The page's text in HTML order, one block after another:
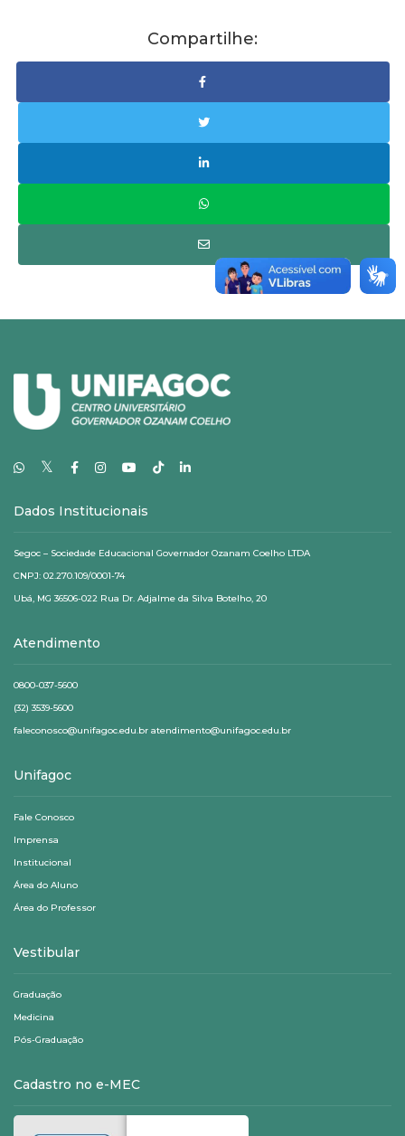
Compartilhe:
𝕏
Dados Institucionais
Segoc – Sociedade Educacional Governador Ozanam Coelho LTDA
CNPJ: 02.270.109/0001-74
Ubá, MG 36506-022 Rua Dr. Adjalme da Silva Botelho, 20
Atendimento
0800-037-5600
(32) 3539-5600
faleconosco@unifagoc.edu.br atendimento@unifagoc.edu.br
Unifagoc
Fale Conosco
Imprensa
Institucional
Área do Aluno
Área do Professor
Vestibular
Graduação
Medicina
Pós-Graduação
Cadastro no e-MEC